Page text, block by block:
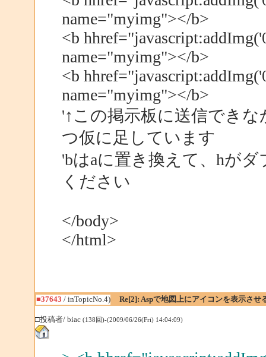
name="myimg"></b>
<b
name="myimg"></b>
<b
name="myimg"></b>
'↑この掲示板に送信でき
つ仮に足しています
'bはaに置き換えて、hが
ください
</body>
</html>
■37643 / inTopicNo.4) Re[2]: Aspで地図上にアイコンを表示させ
□投稿者/ biac (138回)-(2009/06/26(Fri) 14:04:09)